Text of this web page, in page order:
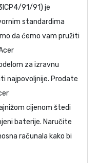
91/91) je
standardima
da ćemo vam pružiti
za izravnu
najpovoljnije. Prodate
cijenom štedi
baterije. Naručite
računala kako bi